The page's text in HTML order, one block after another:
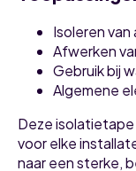
Isoleren
Afwerken
Gebruik bij
Algemene
Deze
voor elke
naar een sterke,